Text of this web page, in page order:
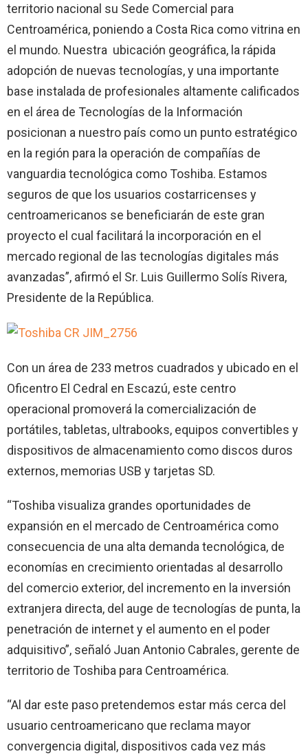
territorio nacional su Sede Comercial para
Centroamérica, poniendo a Costa Rica como vitrina en
el mundo. Nuestra ubicación geográfica, la rápida
adopción de nuevas tecnologías, y una importante
base instalada de profesionales altamente calificados
en el área de Tecnologías de la Información
posicionan a nuestro país como un punto estratégico
en la región para la operación de compañías de
vanguardia tecnológica como Toshiba. Estamos
seguros de que los usuarios costarricenses y
centroamericanos se beneficiarán de este gran
proyecto el cual facilitará la incorporación en el
mercado regional de las tecnologías digitales más
avanzadas”, afirmó el Sr. Luis Guillermo Solís Rivera,
Presidente de la República.
Con un área de 233 metros cuadrados y ubicado en el
Oficentro El Cedral en Escazú, este centro
operacional promoverá la comercialización de
portátiles, tabletas, ultrabooks, equipos convertibles y
dispositivos de almacenamiento como discos duros
externos, memorias USB y tarjetas SD.
“Toshiba visualiza grandes oportunidades de
expansión en el mercado de Centroamérica como
consecuencia de una alta demanda tecnológica, de
economías en crecimiento orientadas al desarrollo
del comercio exterior, del incremento en la inversión
extranjera directa, del auge de tecnologías de punta, la
penetración de internet y el aumento en el poder
adquisitivo”, señaló Juan Antonio Cabrales, gerente de
territorio de Toshiba para Centroamérica.
“Al dar este paso pretendemos estar más cerca del
usuario centroamericano que reclama mayor
convergencia digital, dispositivos cada vez más